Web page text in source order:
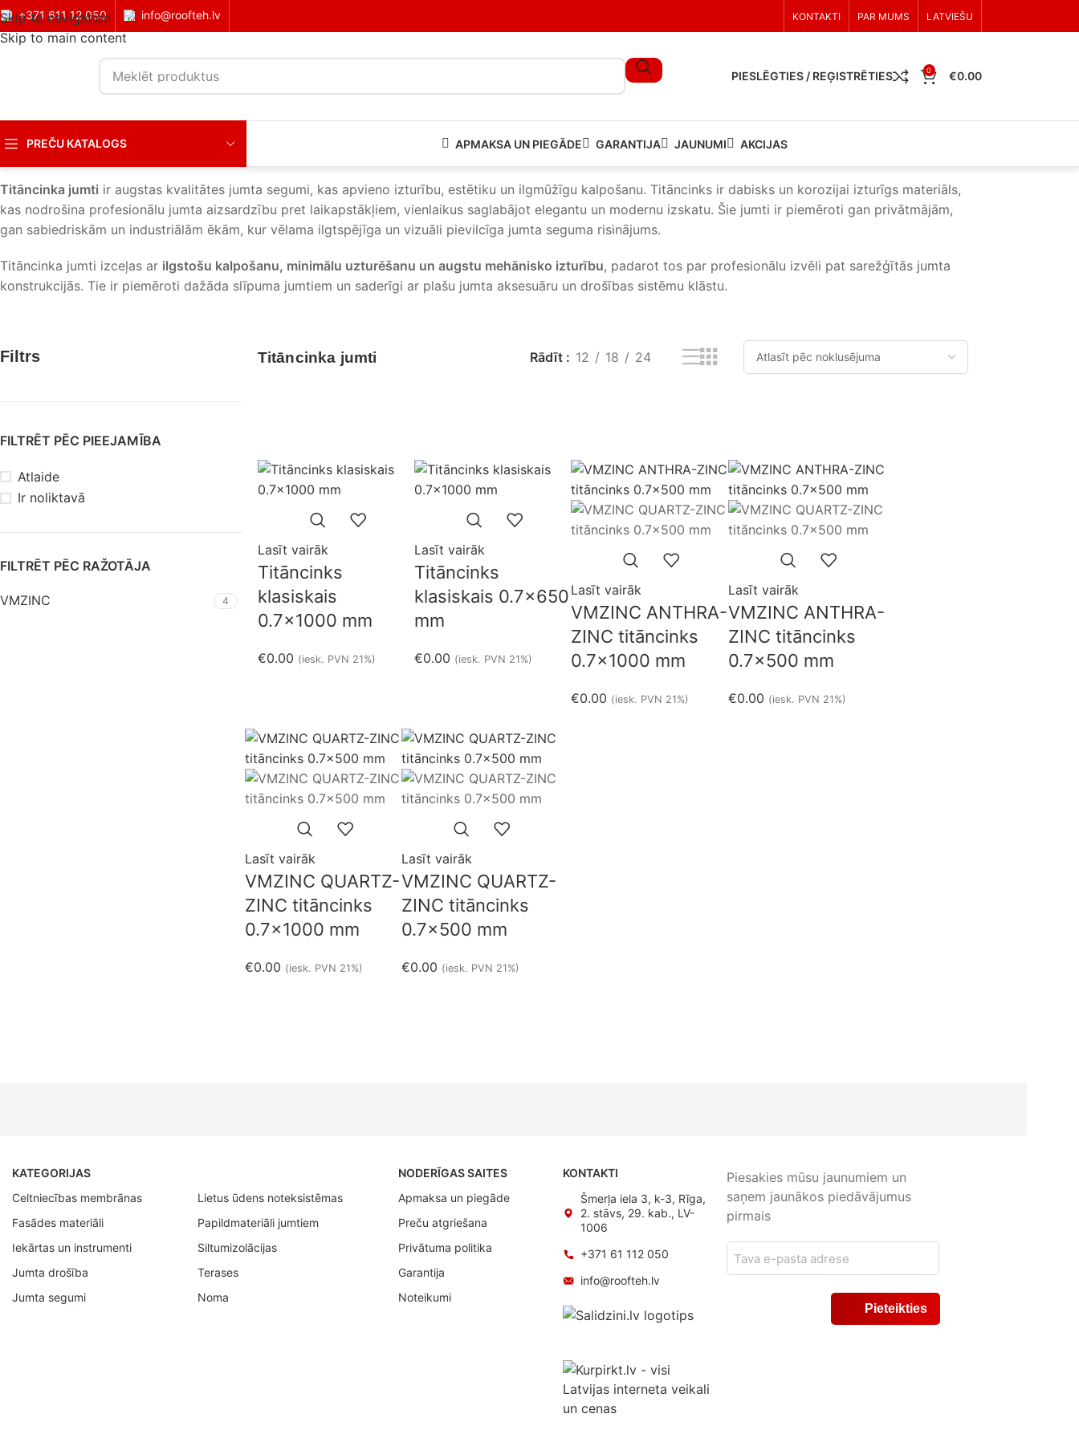
Skip to navigation
Skip to main content
+371 611 12 050 info@roofteh.lv KONTAKTI PAR MUMS LATVIEŠU
PIESLĒGTIES / REĢISTRĒTIES 0 €0.00
PREČU KATALOGS APMAKSA UN PIEGĀDE GARANTIJA JAUNUMI AKCIJAS
Titāncinka jumti ir augstas kvalitātes jumta segumi, kas apvieno izturību, estētiku un ilgmūžīgu kalpošanu. Titāncinks ir dabisks un korozijai izturīgs materiāls,
kas nodrošina profesionālu jumta aizsardzību pret laikapstākļiem, vienlaikus saglabājot elegantu un modernu izskatu. Šie jumti ir piemēroti gan privātmājām,
gan sabiedriskām un industriālām ēkām, kur vēlama ilgtspējīga un vizuāli pievilcīga jumta seguma risinājums.
Titāncinka jumti izceļas ar ilgstošu kalpošanu, minimālu uzturēšanu un augstu mehānisko izturību, padarot tos par profesionālu izvēli pat sarežģītās jumta
konstrukcijās. Tie ir piemēroti dažāda slīpuma jumtiem un saderīgi ar plašu jumta aksesuāru un drošības sistēmu klāstu.
Filtrs
FILTRĒT PĒC PIEEJAMĪBA
Atlaide
Ir noliktavā
FILTRĒT PĒC RAŽOTĀJA
VMZINC 4
Titāncinka jumti Rādīt 12 18 24
Lasīt vairāk
Titāncinks
klasiskais
0.7×1000 mm
€0.00 (iesk. PVN 21%)
Lasīt vairāk
Titāncinks
klasiskais 0.7×650
mm
€0.00 (iesk. PVN 21%)
Lasīt vairāk
VMZINC ANTHRA-
ZINC titāncinks
0.7×1000 mm
€0.00 (iesk. PVN 21%)
Lasīt vairāk
VMZINC ANTHRA-
ZINC titāncinks
0.7×500 mm
€0.00 (iesk. PVN 21%)
Lasīt vairāk
VMZINC QUARTZ-
ZINC titāncinks
0.7×1000 mm
€0.00 (iesk. PVN 21%)
Lasīt vairāk
VMZINC QUARTZ-
ZINC titāncinks
0.7×500 mm
€0.00 (iesk. PVN 21%)
KATEGORIJAS
Celtniecības membrānas
Fasādes materiāli
Iekārtas un instrumenti
Jumta drošība
Jumta segumi
Lietus ūdens noteksistēmas
Papildmateriāli jumtiem
Siltumizolācijas
Terases
Noma
NODERĪGAS SAITES
Apmaksa un piegāde
Preču atgriešana
Privātuma politika
Garantija
Noteikumi
KONTAKTI
Šmerļa iela 3, k-3, Rīga,
2. stāvs, 29. kab., LV-
1006
+371 61 112 050
info@roofteh.lv
Piesakies mūsu jaunumiem un
saņem jaunākos piedāvājumus
pirmais